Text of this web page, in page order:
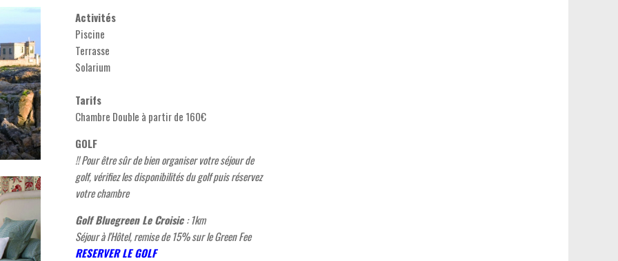
Activités
Piscine
Terrasse
Solarium
Tarifs
Chambre Double à partir de 160€
GOLF
!! Pour être sûr de bien organiser votre séjour de
golf, vérifiez les disponibilités du golf puis réservez
votre chambre
Golf Bluegreen Le Croisic: 1km
Séjour à l'Hôtel, remise de 15% sur le Green Fee
RESERVER LE GOLF